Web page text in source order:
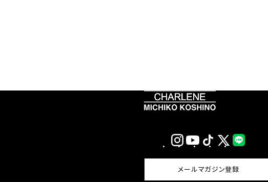
InstagramYouTubeTikTok X
(Twitter)
メールマガジン登録